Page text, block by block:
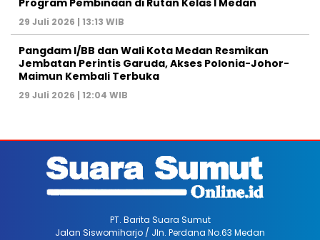
29 Juli 2026 | 13:13 WIB
Pangdam I/BB dan Wali Kota Medan Resmikan
Jembatan Perintis Garuda, Akses Polonia-Johor-
Maimun Kembali Terbuka
29 Juli 2026 | 12:04 WIB
PT. Barita Suara Sumut
Jalan Siswomiharjo / Jln. Perdana No.63 Medan